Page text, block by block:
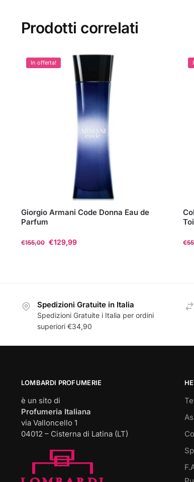
Prodotti correlati
In offerta!
Giorgio Armani Code Donna Eau de
Parfum
€155,00 €129,99
varianti.
possono
nella
pagina
del
prodotto
€
Spedizioni Gratuite in Italia
Spedizioni Gratuite i Italia per ordini
superiori €34,90
LOMBARDI PROFUMERIE
è un sito di
Profumeria Italiana
via Valloncello 1
04012 – Cisterna di Latina (LT)